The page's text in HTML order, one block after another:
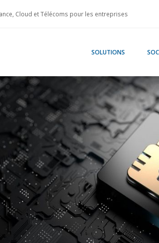
Cloud et Télécoms pour les entreprises
SOLUTIONS